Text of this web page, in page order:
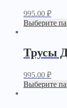
995.00 ₽
Выберите
Трусы
995.00 ₽
Выберите